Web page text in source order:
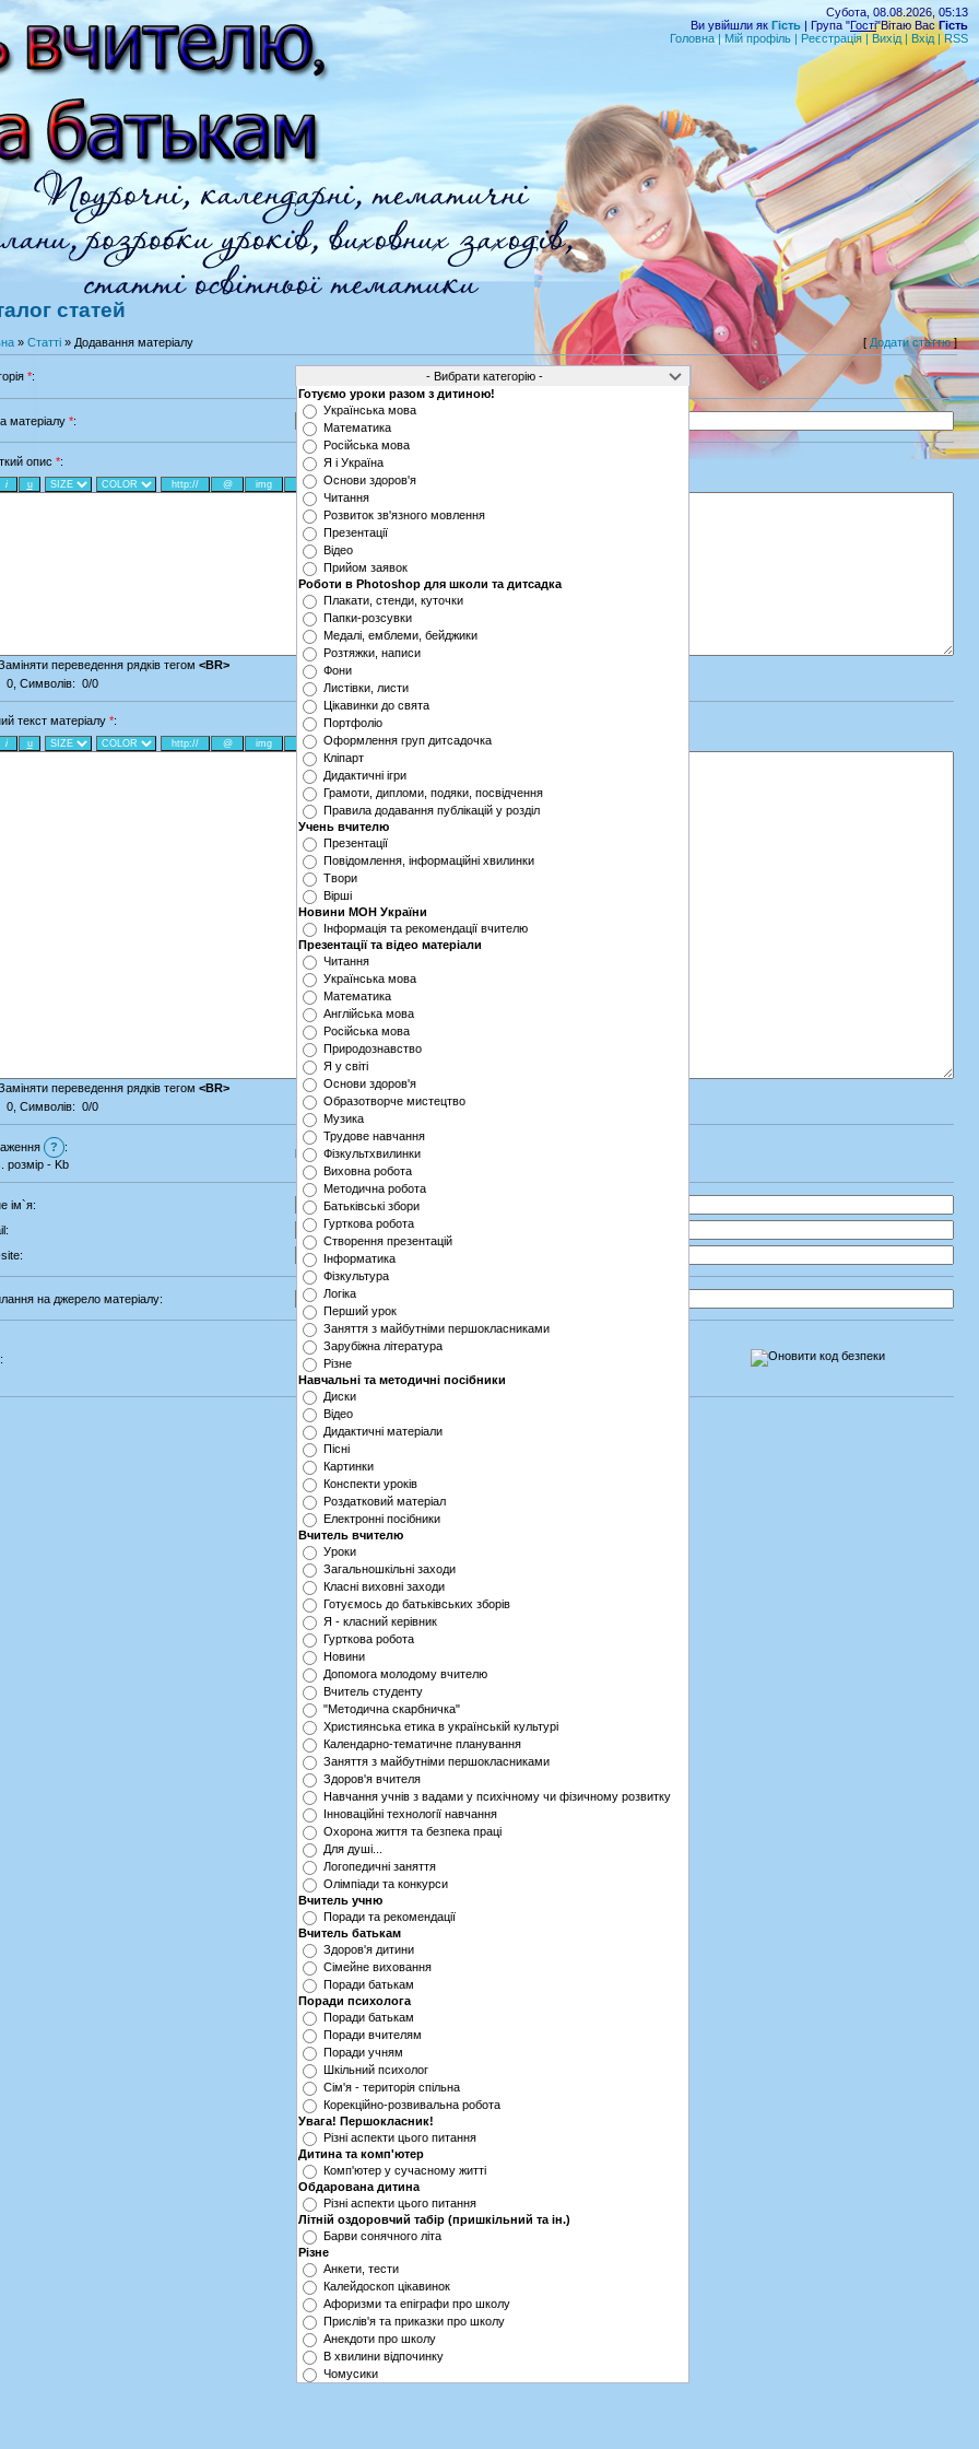
Субота, 08.08.2026, 05:13
Ви увійшли як Гість | Група "Гості"Вітаю ВасГість
Головна|Мій профіль | Реєстрація| Вихід|Вхід |RSS
статей
» Статті » Додавання матеріалу [ Додати статтю]
*:
Готуємо уроки разом з дитиною!
Українська мова
Математика
Російська мова
Я і Україна
Основи здоров'я
Читання
Розвиток зв'язного мовлення
Презентації
Відео
Прийом заявок
Роботи в Photoshop‎ для школи та дитсадка
Плакати, стенди, куточки
Папки-розсувки
Медалі, емблеми, бейджики
Розтяжки, написи
Фони
Листівки, листи
Цікавинки до свята
Портфоліо
Оформлення груп дитсадочка
Кліпарт
Дидактичні ігри
Грамоти, дипломи, подяки, посвідчення
Правила додавання публікацій у розділ
Учень вчителю
Презентації
Повідомлення, інформаційні хвилинки
Твори
Вірші
Новини МОН України
Інформація та рекомендації вчителю
Презентації та відео матеріали
Читання
Українська мова
Математика
Англійська мова
Російська мова
Природознавство
Я у світі
Основи здоров'я
Образотворче мистецтво
Музика
Трудове навчання
Фізкультхвилинки
Виховна робота
Методична робота
Батьківські збори
Гурткова робота
Створення презентацій
Інформатика
Фізкультура
Логіка
Перший урок
Заняття з майбутніми першокласниками
Зарубіжна література
Різне
Навчальні та методичні посібники
Диски
Відео
Дидактичні матеріали
Пісні
Картинки
Конспекти уроків
Роздатковий матеріал
Електронні посібники
Вчитель вчителю
Уроки
Загальношкільні заходи
Класні виховні заходи
Готуємось до батьківських зборів
Я - класний керівник
Гурткова робота
Новини
Допомога молодому вчителю
Вчитель студенту
"Методична скарбничка"
Християнська етика в українській культурі
Календарно-тематичне планування
Заняття з майбутніми першокласниками
Здоров'я вчителя
Навчання учнів з вадами у психічному чи фізичному розвитку
Інноваційні технології навчання
Охорона життя та безпека праці
Для душі...
Логопедичні заняття
Олімпіади та конкурси
Вчитель учню
Поради та рекомендації
Вчитель батькам
Здоров'я дитини
Сімейне виховання
Поради батькам
Поради психолога
Поради батькам
Поради вчителям
Поради учням
Шкільний психолог
Cім'я - територія спільна
Корекційно-розвивальна робота
Увага! Першокласник!
Різні аспекти цього питання
Дитина та комп'ютер
Комп'ютер у сучасному житті
Обдарована дитина
Різні аспекти цього питання
Літній оздоровчий табір (пришкільний та ін.)
Барви сонячного літа
Різне
Анкети, тести
Калейдоскоп цікавинок
Афоризми та епіграфи про школу
Прислів'я та приказки про школу
Анекдоти про школу
В хвилини відпочинку
Чомусики
матеріалу *:
опис *:
переведення рядків тегом <BR>
0 , Символів: 0/0
текст матеріалу *:
переведення рядків тегом <BR>
0 , Символів: 0/0
?
:
розмір - Kb
Default loader|Multiuploader
ім`я:
на джерело матеріалу:
: